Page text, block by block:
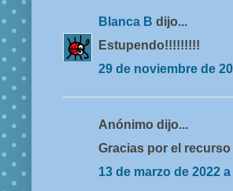
Blanca B dijo...
Estupendo!!!!!!!!!
29 de noviembre de
Anónimo dijo...
Gracias por el recurso
13 de marzo de 2022